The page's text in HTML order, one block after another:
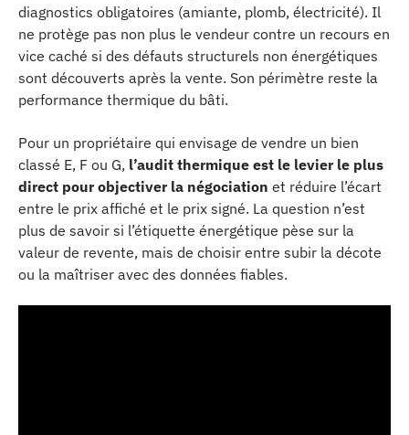
diagnostics obligatoires (amiante, plomb, électricité). Il
ne protège pas non plus le vendeur contre un recours en
vice caché si des défauts structurels non énergétiques
sont découverts après la vente. Son périmètre reste la
performance thermique du bâti.
Pour un propriétaire qui envisage de vendre un bien
classé E, F ou G, l’audit thermique est le levier le plus
direct pour objectiver la négociation et réduire l’écart
entre le prix affiché et le prix signé. La question n’est
plus de savoir si l’étiquette énergétique pèse sur la
valeur de revente, mais de choisir entre subir la décote
ou la maîtriser avec des données fiables.